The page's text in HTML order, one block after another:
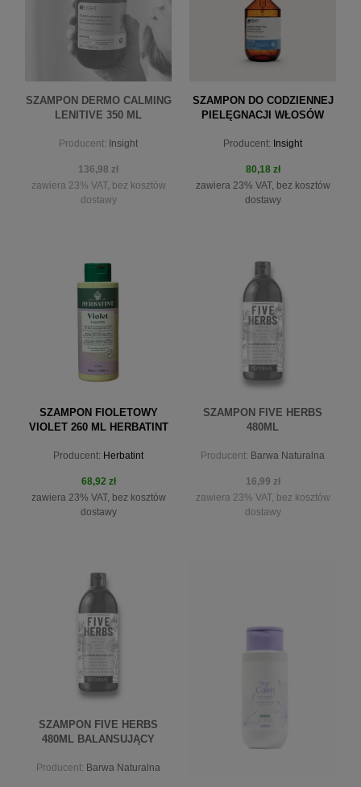
SZAMPON DERMO CALMING
LENITIVE 350 ML
Producent: Insight
136,98 zł
zawiera 23% VAT, bez kosztów
dostawy
powiadom o dostępności
SZAMPON DO CODZIENNEJ
PIELĘGNACJI WŁOSÓW
350ML INSIGHT DAILY USE
Producent: Insight
80,18 zł
zawiera 23% VAT, bez kosztów
dostawy
do koszyka
SZAMPON FIOLETOWY
VIOLET 260 ML HERBATINT
Producent: Herbatint
68,92 zł
zawiera 23% VAT, bez kosztów
dostawy
do koszyka
SZAMPON FIVE HERBS
480ML
Producent: Barwa Naturalna
16,99 zł
zawiera 23% VAT, bez kosztów
dostawy
SZAMPON FIVE HERBS
480ML BALANSUJĄCY
Producent: Barwa Naturalna